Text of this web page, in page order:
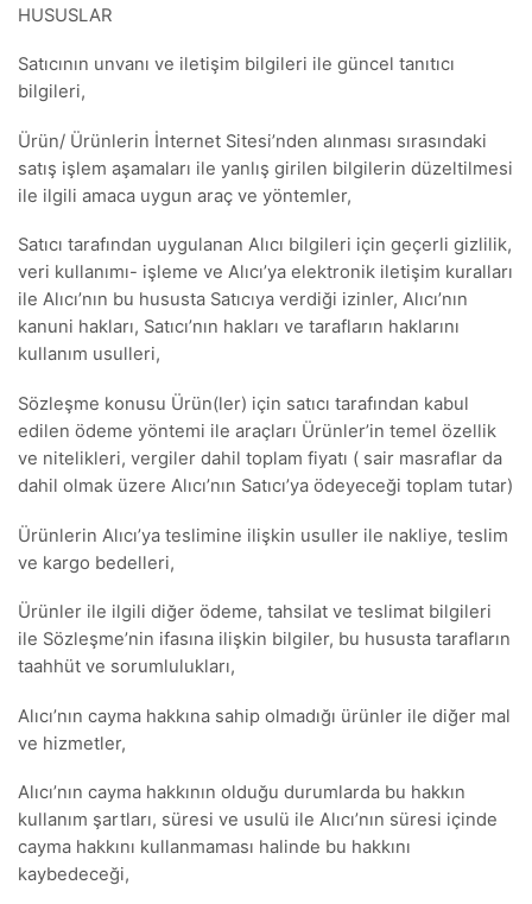
HUSUSLAR
Satıcının unvanı ve iletişim bilgileri ile güncel tanıtıcı
bilgileri,
Ürün/ Ürünlerin İnternet Sitesi’nden alınması sırasındaki
satış işlem aşamaları ile yanlış girilen bilgilerin düzeltilmesi
ile ilgili amaca uygun araç ve yöntemler,
Satıcı tarafından uygulanan Alıcı bilgileri için geçerli gizlilik,
veri kullanımı- işleme ve Alıcı’ya elektronik iletişim kuralları
ile Alıcı’nın bu hususta Satıcıya verdiği izinler, Alıcı’nın
kanuni hakları, Satıcı’nın hakları ve tarafların haklarını
kullanım usulleri,
Sözleşme konusu Ürün(ler) için satıcı tarafından kabul
edilen ödeme yöntemi ile araçları Ürünler’in temel özellik
ve nitelikleri, vergiler dahil toplam fiyatı ( sair masraflar da
dahil olmak üzere Alıcı’nın Satıcı’ya ödeyeceği toplam tutar)
Ürünlerin Alıcı’ya teslimine ilişkin usuller ile nakliye, teslim
ve kargo bedelleri,
Ürünler ile ilgili diğer ödeme, tahsilat ve teslimat bilgileri
ile Sözleşme’nin ifasına ilişkin bilgiler, bu hususta tarafların
taahhüt ve sorumlulukları,
Alıcı’nın cayma hakkına sahip olmadığı ürünler ile diğer mal
ve hizmetler,
Alıcı’nın cayma hakkının olduğu durumlarda bu hakkın
kullanım şartları, süresi ve usulü ile Alıcı’nın süresi içinde
cayma hakkını kullanmaması halinde bu hakkını
kaybedeceği,